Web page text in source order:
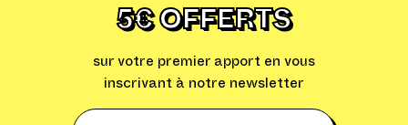
5€ OFFERTS
sur votre premier apport en vous
inscrivant à notre newsletter